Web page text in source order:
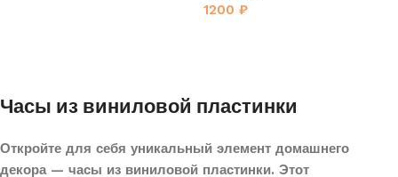
1200 ₽
Часы из виниловой пластинки
Откройте для себя уникальный элемент домашнего
декора — часы из виниловой пластинки. Этот